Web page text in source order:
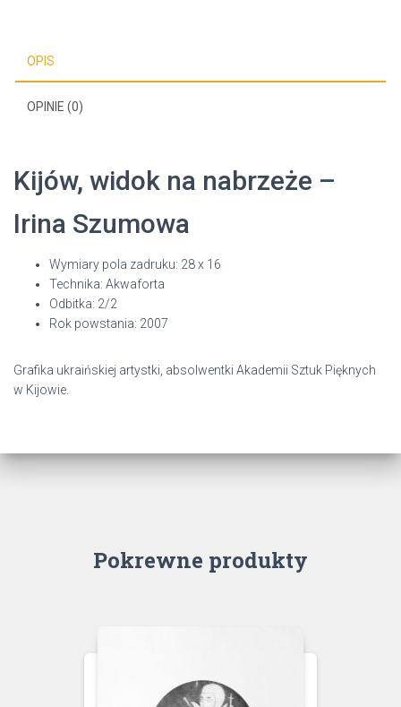
OPIS
OPINIE (0)
Kijów, widok na nabrzeże –
Irina Szumowa
Wymiary pola zadruku: 28 x 16
Technika: Akwaforta
Odbitka: 2/2
Rok powstania: 2007
Grafika ukraińskiej artystki, absolwentki Akademii Sztuk Pięknych
w Kijowie.
Pokrewne produkty